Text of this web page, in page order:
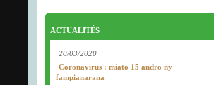
ACTUALITÉS
20/03/2020
Coronavirus : miato 15 andro ny
fampianarana